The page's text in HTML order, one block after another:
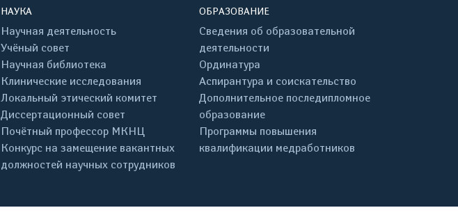
НАУКА
Научная деятельность
Учёный совет
Научная библиотека
Клинические исследования
Локальный этический комитет
Диссертационный совет
Почётный профессор МКНЦ
Конкурс на замещение вакантных
должностей научных сотрудников
ОБРАЗОВАНИЕ
Сведения об образовательной
деятельности
Ординатура
Аспирантура и соискательство
Дополнительное последипломное
образование
Программы повышения
квалификации медработников